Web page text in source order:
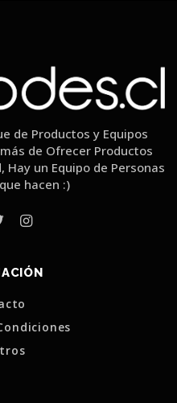
de Productos y Equipos
de Ofrecer Productos
Hay un Equipo de Personas
hacen :)